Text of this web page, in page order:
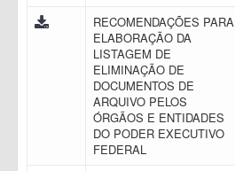
RECOMENDAÇÕES PARA
ELABORAÇÃO DA
LISTAGEM DE
ELIMINAÇÃO DE
DOCUMENTOS DE
ARQUIVO PELOS
ÓRGÃOS E ENTIDADES
DO PODER EXECUTIVO
FEDERAL